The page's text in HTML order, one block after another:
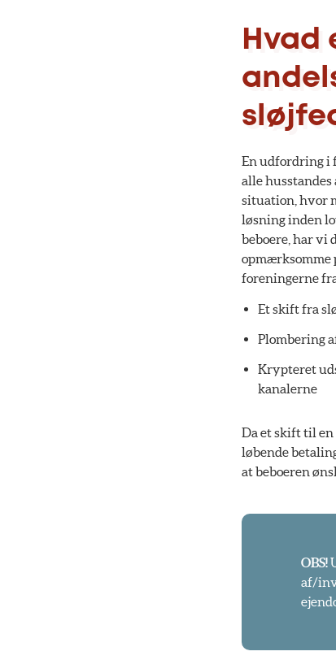
Hvad
En udfordring i
alle
situation, hvor
løsning inden
beboere, har vi
opmærksomme
foreningerne
Et skift fra
Plombering
Krypteret
kanalerne
Da et skift til
løbende
at beboeren
OBS!
af/